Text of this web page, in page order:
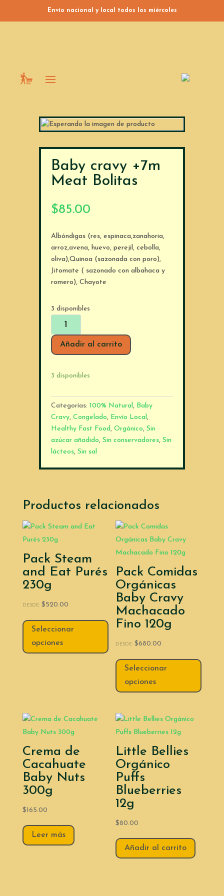
Envío nacional y local todos los miércoles
Baby cravy +7m
Meat Bolitas
$85.00
Albóndigas (res, espinaca,zanahoria,
arroz,avena, huevo, perejil, cebolla,
oliva),Quinoa (sazonada con poro),
Jitomate ( sazonado con albahaca y
romero), Chayote
3 disponibles
Baby
+7m
Meat
cantidad
Añadir al carrito
3 disponibles
Categorías:100% Natural , Baby
Cravy,Congelado, Envío Local ,
Healthy Fast Food ,Orgánico,Sin
azúcar añadido,Sin conservadores,Sin
lácteos,Sin sal
Productos relacionados
Pack Steam
and Eat Purés
230g
DESDE: $520.00
Seleccionar
opciones
Pack Comidas
Orgánicas
Baby Cravy
Machacado
Fino 120g
DESDE:$680.00
Seleccionar
opciones
Crema de
Cacahuate
Baby Nuts
300g
$165.00
Leer más
Little Bellies
Orgánico
Puffs
Blueberries
12g
$80.00
Añadir al carrito